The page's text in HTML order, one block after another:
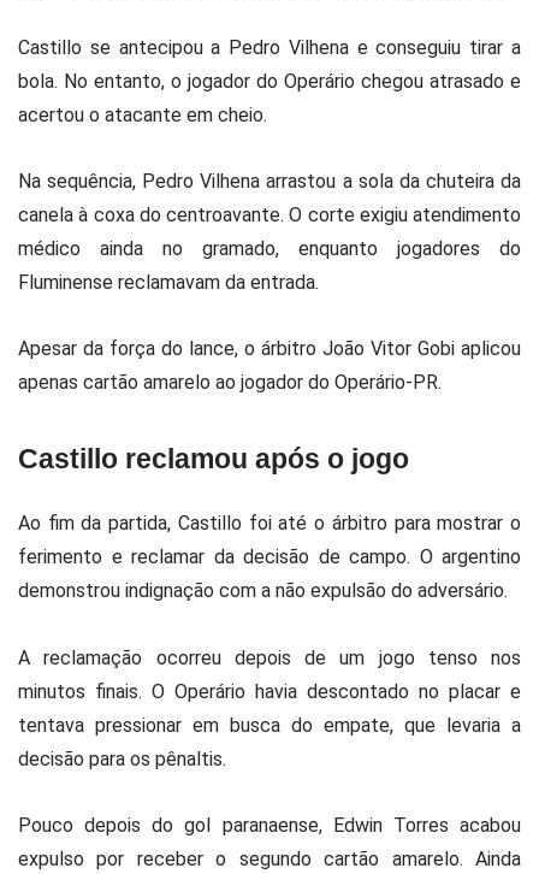
Castillo se antecipou a Pedro Vilhena e conseguiu tirar a
bola. No entanto, o jogador do Operário chegou atrasado e
acertou o atacante em cheio.
Na sequência, Pedro Vilhena arrastou a sola da chuteira da
canela à coxa do centroavante. O corte exigiu atendimento
médico ainda no gramado, enquanto jogadores do
Fluminense reclamavam da entrada.
Apesar da força do lance, o árbitro João Vitor Gobi aplicou
apenas cartão amarelo ao jogador do Operário-PR.
Castillo reclamou após o jogo
Ao fim da partida, Castillo foi até o árbitro para mostrar o
ferimento e reclamar da decisão de campo. O argentino
demonstrou indignação com a não expulsão do adversário.
A reclamação ocorreu depois de um jogo tenso nos
minutos finais. O Operário havia descontado no placar e
tentava pressionar em busca do empate, que levaria a
decisão para os pênaltis.
Pouco depois do gol paranaense, Edwin Torres acabou
expulso por receber o segundo cartão amarelo. Ainda